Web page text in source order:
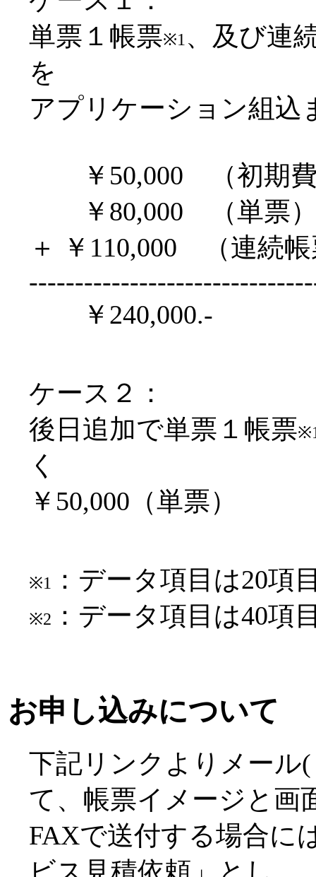
単票１帳票※1 、及び連
を
アプリケーション組込
￥50,000 （初期
￥80,000 （単票
＋
￥110,000 （連続
￥240,000.-
ケース２：
後日追加で単票１帳票
く
￥50,000（単票）
※1 ：データ項目は20項
※2 ：データ項目は40項
お申し込みについて
下記リンクよりメール(
て、帳票イメージと画
FAXで送付する場合に